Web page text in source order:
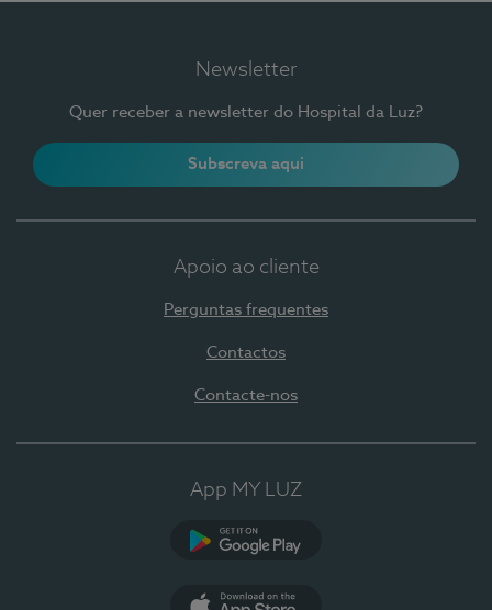
Newsletter
Quer receber a newsletter do Hospital da Luz?
Subscreva aqui
Apoio ao cliente
Perguntas frequentes
Contactos
Contacte-nos
App MY LUZ